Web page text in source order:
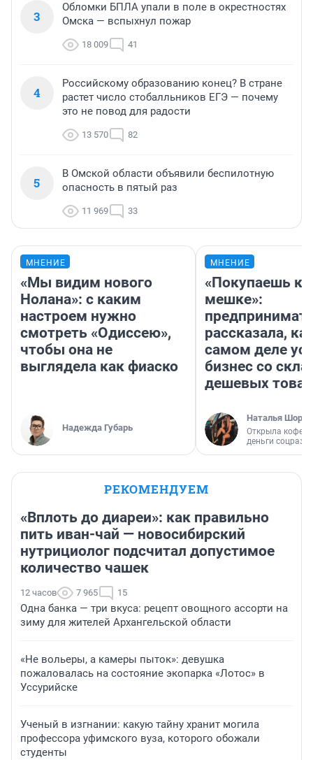
3
Обломки БПЛА упали в поле в окрестностях
Омска — вспыхнул пожар
18 009 41
4
Российскому образованию конец? В стране
растет число стобалльников ЕГЭ — почему
это не повод для радости
13 570 82
5
В Омской области объявили беспилотную
опасность в пятый раз
11 969 33
МНЕНИЕ
«Мы видим нового
Нолана»: с каким
настроем нужно
смотреть «Одиссею»,
чтобы она не
выглядела как фиаско
Надежда Губарь
МНЕНИЕ
«Покупаешь
мешке»:
рассказала,
самом деле
бизнес со
дешевых
Наталья
Открыла
деньги
РЕКОМЕНДУЕМ
«Вплоть до диареи»: как правильно
пить иван-чай — новосибирский
нутрициолог подсчитал допустимое
количество чашек
12 часов 7 965 15
Одна банка — три вкуса: рецепт овощного ассорти на
зиму для жителей Архангельской области
«Не вольеры, а камеры пыток»: девушка
пожаловалась на состояние экопарка «Лотос» в
Уссурийске
Ученый в изгнании: какую тайну хранит могила
профессора уфимского вуза, которого обожали
студенты